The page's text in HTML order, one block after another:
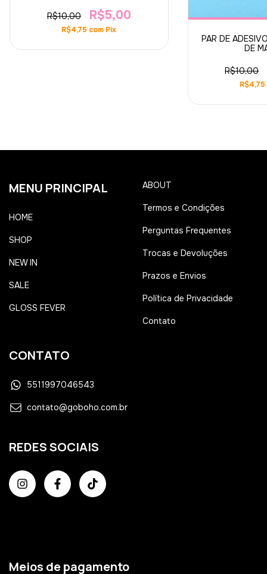
R$10,00 R$5,00
R$4,75 com Pix
PAR DE
DE
R$10,00
R$4,75
MENU PRINCIPAL
HOME
SHOP
NEW IN
SALE
GLOSS FEVER
ABOUT
Termos e Condições
Perguntas Frequentes
Trocas e Devoluções
Prazos e Envios
Política de Privacidade
Contato
CONTATO
5511997046543
contato@goboho.com.br
REDES SOCIAIS
Meios de pagamento